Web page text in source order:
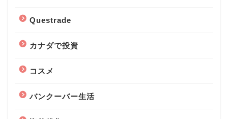
Questrade
カナダで投資
コスメ
バンクーバー生活